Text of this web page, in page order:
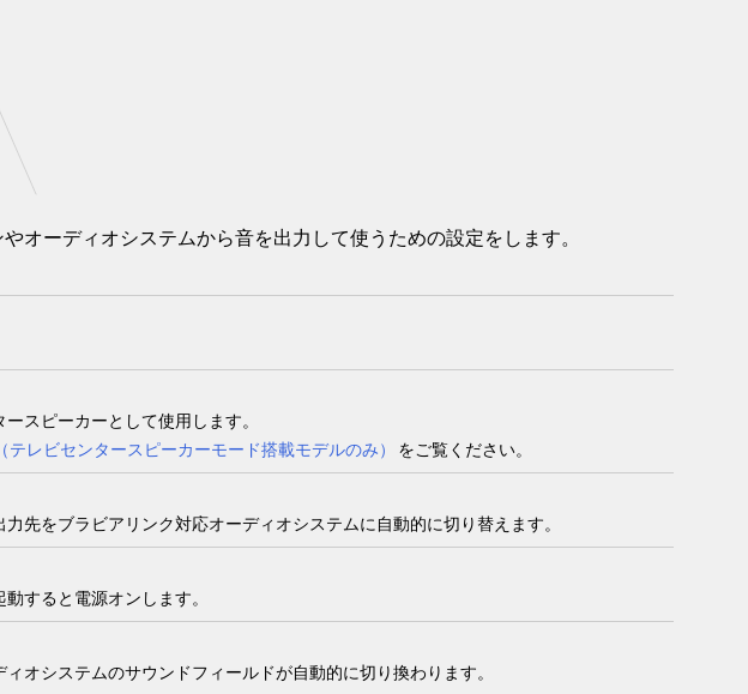
オーディオシステムから音を出力して使うための設定をします。
スピーカーとして使用します。
テレビセンタースピーカーモード搭載モデルのみ） をご覧ください。
先をブラビアリンク対応オーディオシステムに自動的に切り替えます。
すると電源オンします。
オシステムのサウンドフィールドが自動的に切り換わります。